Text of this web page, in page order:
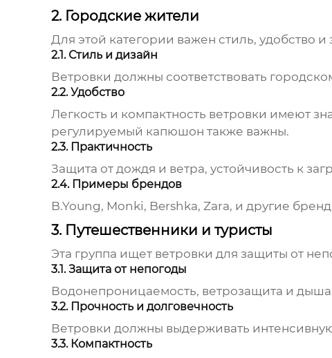
2. Городские жители
Для этой категории важен стиль, удобство
2.1. Стиль и дизайн
Ветровки должны соответствовать
2.2. Удобство
Легкость и компактность ветровки имеют
регулируемый капюшон также важны.
2.3. Практичность
Защита от дождя и ветра, устойчивость к
2.4. Примеры брендов
B.Young, Monki, Bershka, Zara, и другие
3. Путешественники и туристы
Эта группа ищет ветровки для защиты от
3.1. Защита от непогоды
Водонепроницаемость, ветрозащита и
3.2. Прочность и долговечность
Ветровки должны выдерживать
3.3. Компактность